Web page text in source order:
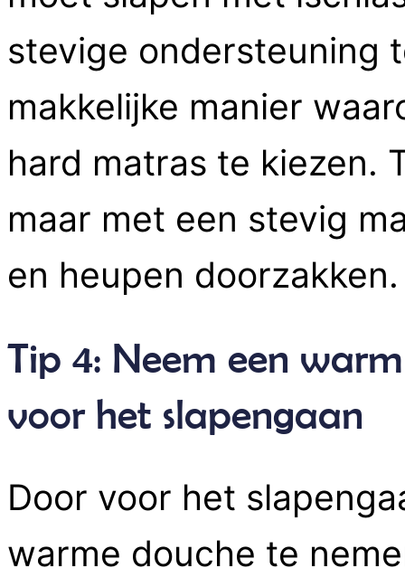
stevige ondersteuning
makkelijke manier
hard matras te kiezen.
maar met een stevig
en heupen
Tip 4: Neem een
voor het slapengaan
Door voor het
warme douche te